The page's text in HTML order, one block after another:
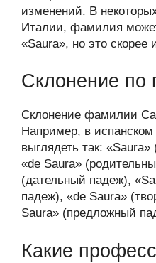
изменений. В
Италии, фамилия
«Saura», но это скорее
Склонение по
Склонение фамилии
Например, в испанском
выглядеть так:
«de Saura»
(дательный падеж),
падеж), «de Saura»
Saura» (предложный
Какие